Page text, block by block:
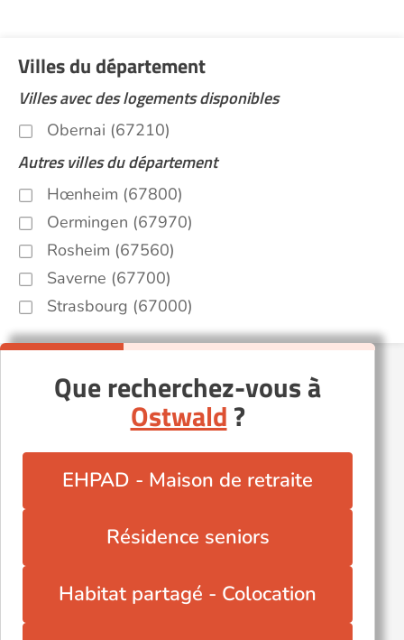
Villes du département
Villes avec des logements disponibles
Obernai (67210)
Autres villes du département
Hœnheim (67800)
Oermingen (67970)
Rosheim (67560)
Saverne (67700)
Strasbourg (67000)
Que recherchez-vous à
Ostwald?
EHPAD - Maison de retraite
Résidence seniors
Habitat partagé - Colocation